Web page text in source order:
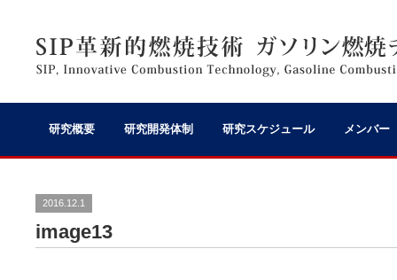
研究概要 研究開発体制 研究スケジュール メンバー
2016.12.1
image13